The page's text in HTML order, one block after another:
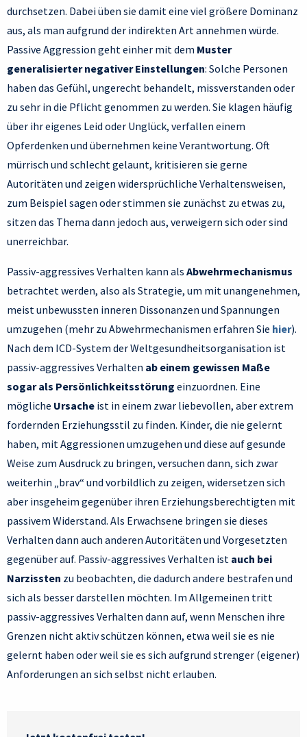
durchsetzen. Dabei üben sie damit eine viel größere Dominanz
aus, als man aufgrund der indirekten Art annehmen würde.
Passive Aggression geht einher mit dem Muster
generalisierter negativer Einstellungen: Solche Personen
haben das Gefühl, ungerecht behandelt, missverstanden oder
zu sehr in die Pflicht genommen zu werden. Sie klagen häufig
über ihr eigenes Leid oder Unglück, verfallen einem
Opferdenken und übernehmen keine Verantwortung. Oft
mürrisch und schlecht gelaunt, kritisieren sie gerne
Autoritäten und zeigen widersprüchliche Verhaltensweisen,
zum Beispiel sagen oder stimmen sie zunächst zu etwas zu,
sitzen das Thema dann jedoch aus, verweigern sich oder sind
unerreichbar.
Passiv-aggressives Verhalten kann als Abwehrmechanismus
betrachtet werden, also als Strategie, um mit unangenehmen,
meist unbewussten inneren Dissonanzen und Spannungen
umzugehen (mehr zu Abwehrmechanismen erfahren Sie hier).
Nach dem ICD-System der Weltgesundheitsorganisation ist
passiv-aggressives Verhalten ab einem gewissen Maße
sogar als Persönlichkeitsstörung einzuordnen. Eine
mögliche Ursache ist in einem zwar liebevollen, aber extrem
fordernden Erziehungsstil zu finden. Kinder, die nie gelernt
haben, mit Aggressionen umzugehen und diese auf gesunde
Weise zum Ausdruck zu bringen, versuchen dann, sich zwar
weiterhin „brav“ und vorbildlich zu zeigen, widersetzen sich
aber insgeheim gegenüber ihren Erziehungsberechtigten mit
passivem Widerstand. Als Erwachsene bringen sie dieses
Verhalten dann auch anderen Autoritäten und Vorgesetzten
gegenüber auf. Passiv-aggressives Verhalten ist auch bei
Narzissten zu beobachten, die dadurch andere bestrafen und
sich als besser darstellen möchten. Im Allgemeinen tritt
passiv-aggressives Verhalten dann auf, wenn Menschen ihre
Grenzen nicht aktiv schützen können, etwa weil sie es nie
gelernt haben oder weil sie es sich aufgrund strenger (eigener)
Anforderungen an sich selbst nicht erlauben.